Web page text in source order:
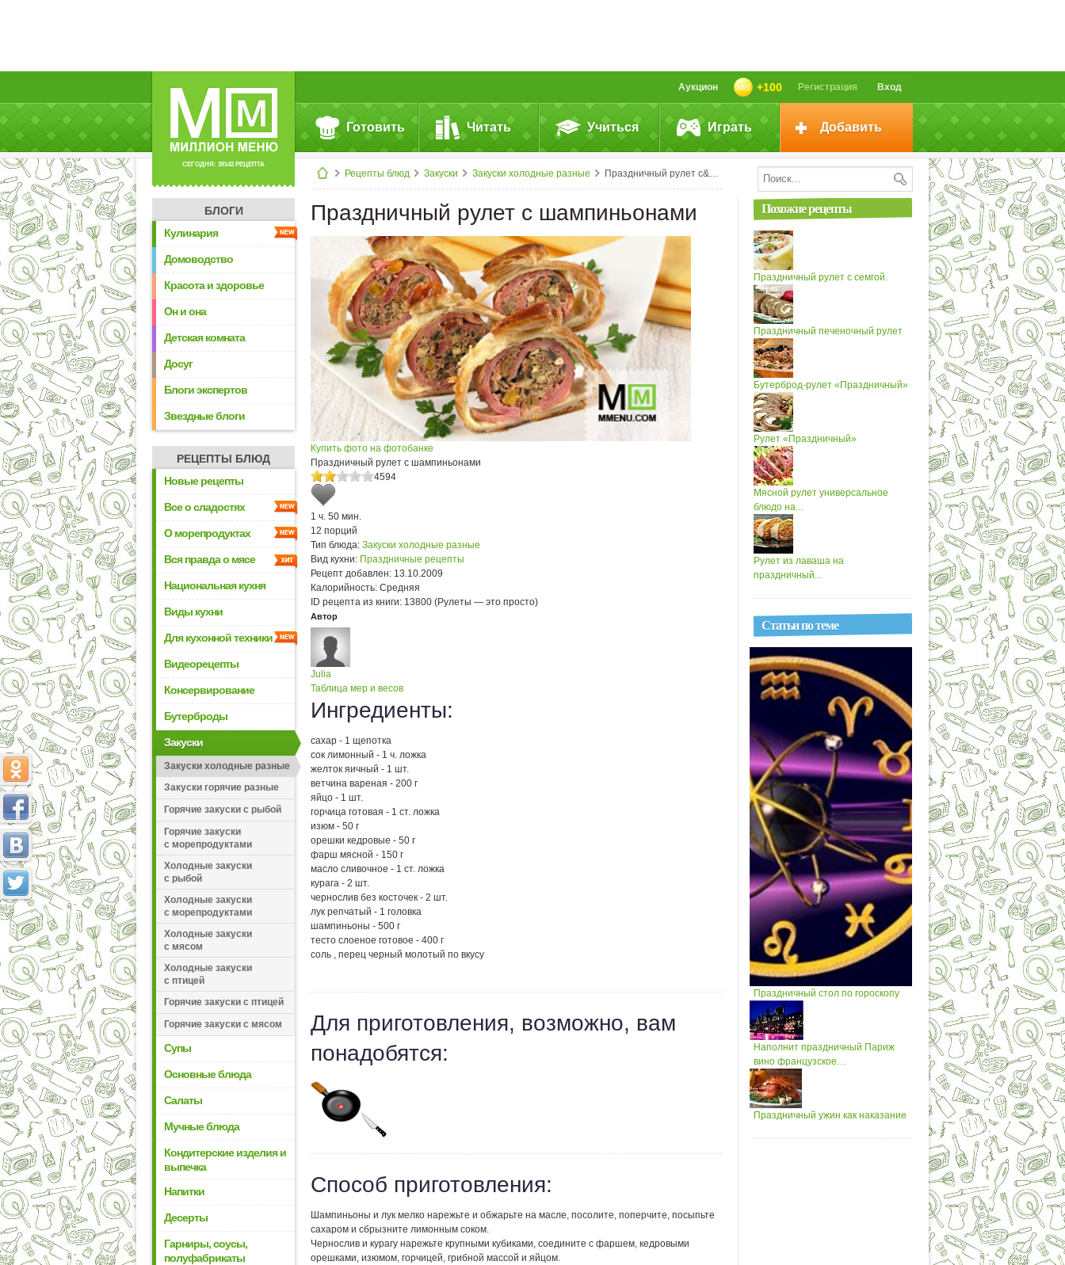
СЕГОДНЯ: 39142 РЕЦЕПТА
Вход
Регистрация
+100
Аукцион
Готовить Читать Учиться Играть Добавить
Рецепты блюд Закуски Закуски холодные разные Праздничный рулет с&nbsp;шампиньонами
БЛОГИ
Кулинария
Домоводство
Красота и здоровье
Он и она
Детская комната
Досуг
Блоги экспертов
Звездные блоги
РЕЦЕПТЫ БЛЮД
Новые рецепты
Все о сладостях
О морепродуктах
Вся правда о мясе
Национальная кухня
Виды кухни
Для кухонной техники
Видеорецепты
Консервирование
Бутерброды
Закуски
Закуски холодные разные
Закуски горячие разные
Горячие закуски с рыбой
Горячие закуски
с морепродуктами
Холодные закуски
с рыбой
Холодные закуски
с морепродуктами
Холодные закуски
с мясом
Холодные закуски
с птицей
Горячие закуски с птицей
Горячие закуски с мясом
Супы
Основные блюда
Салаты
Мучные блюда
Кондитерские изделия и
выпечка
Напитки
Десерты
Гарниры, соусы,
полуфабрикаты
Праздничный рулет с шампиньонами
Купить фото на фотобанке
Праздничный рулет с шампиньонами
4594
1 ч. 50 мин.
12 порций
Тип блюда: Закуски холодные разные
Вид кухни: Праздничные рецепты
Рецепт добавлен: 13.10.2009
Калорийность: Средняя
ID рецепта из книги: 13800 (Рулеты — это просто)
Автор
Julia
Таблица мер и весов
Ингредиенты:
сахар - 1 щепотка
сок лимонный - 1 ч. ложка
желток яичный - 1 шт.
ветчина вареная - 200 г
яйцо - 1 шт.
горчица готовая - 1 ст. ложка
изюм - 50 г
орешки кедровые - 50 г
фарш мясной - 150 г
масло сливочное - 1 ст. ложка
курага - 2 шт.
чернослив без косточек - 2 шт.
лук репчатый - 1 головка
шампиньоны - 500 г
тесто слоеное готовое - 400 г
соль , перец черный молотый по вкусу
Для приготовления, возможно, вам
понадобятся:
Способ приготовления:
Шампиньоны и лук мелко нарежьте и обжарьте на масле, посолите, поперчите, посыпьте
сахаром и сбрызните лимонным соком.
Чернослив и курагу нарежьте крупными кубиками, соедините с фаршем, кедровыми
орешками, изюмом, горчицей, грибной массой и яйцом.
Похожие рецепты
Праздничный рулет с семгой.
Праздничный печеночный рулет
Бутерброд-рулет «Праздничный»
Рулет «Праздничный»
Мясной рулет универсальное
блюдо на...
Рулет из лаваша на
праздничный...
Статьи по теме
Праздничный стол по гороскопу
Наполнит праздничный Париж
вино французское…
Праздничный ужин как наказание